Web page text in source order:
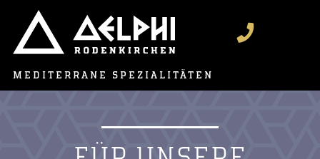
MEDITERRANE SPEZIALITÄTEN